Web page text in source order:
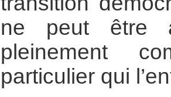
ne peut être
pleinement
particulier qui